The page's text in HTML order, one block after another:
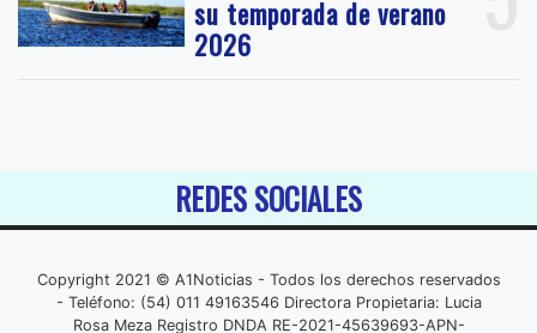
su temporada de verano
2026
REDES SOCIALES
Copyright 2021 © A1Noticias - Todos los derechos reservados
- Teléfono: (54) 011 49163546 Directora Propietaria: Lucia
Rosa Meza Registro DNDA RE-2021-45639693-APN-